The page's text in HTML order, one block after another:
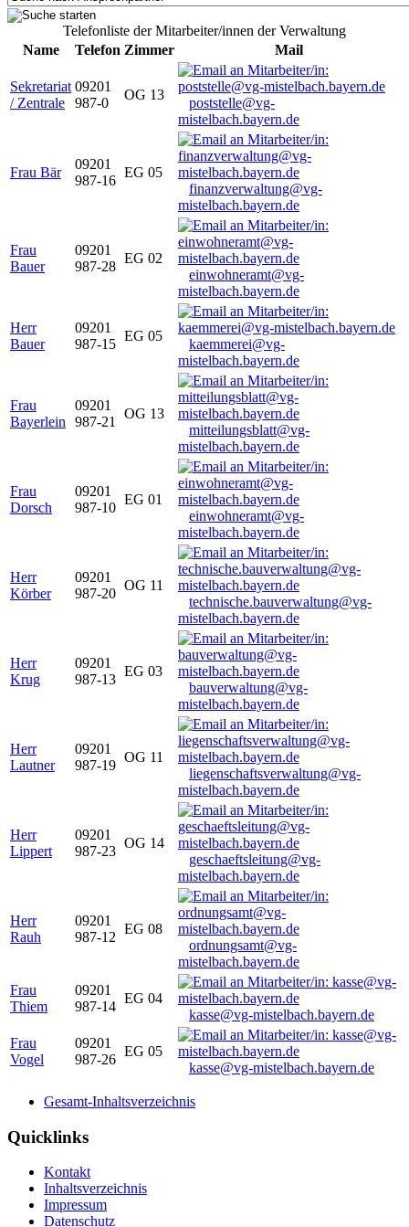
Telefonliste der Mitarbeiter/innen der Verwaltung
Name
Telefon Zimmer Mail
Sekretariat
/ Zentrale
09201
987-0
OG 13
poststelle@vg-
mistelbach.bayern.de
Frau Bär
09201
987-16
EG 05
finanzverwaltung@vg-
mistelbach.bayern.de
Frau
Bauer
09201
987-28
EG 02
einwohneramt@vg-
mistelbach.bayern.de
Herr
Bauer
09201
987-15
EG 05
kaemmerei@vg-
mistelbach.bayern.de
Frau
Bayerlein
09201
987-21
OG 13
mitteilungsblatt@vg-
mistelbach.bayern.de
Frau
Dorsch
09201
987-10
EG 01
einwohneramt@vg-
mistelbach.bayern.de
Herr
Körber
09201
987-20
OG 11
technische.bauverwaltung@vg-
mistelbach.bayern.de
Herr
Krug
09201
987-13
EG 03
bauverwaltung@vg-
mistelbach.bayern.de
Herr
Lautner
09201
987-19
OG 11
liegenschaftsverwaltung@vg-
mistelbach.bayern.de
Herr
Lippert
09201
987-23
OG 14
geschaeftsleitung@vg-
mistelbach.bayern.de
Herr
Rauh
09201
987-12
EG 08
ordnungsamt@vg-
mistelbach.bayern.de
Frau
Thiem
09201
987-14
EG 04
kasse@vg-mistelbach.bayern.de
Frau
Vogel
09201
987-26
EG 05
kasse@vg-mistelbach.bayern.de
Gesamt-Inhaltsverzeichnis
Quicklinks
Kontakt
Inhaltsverzeichnis
Impressum
Datenschutz